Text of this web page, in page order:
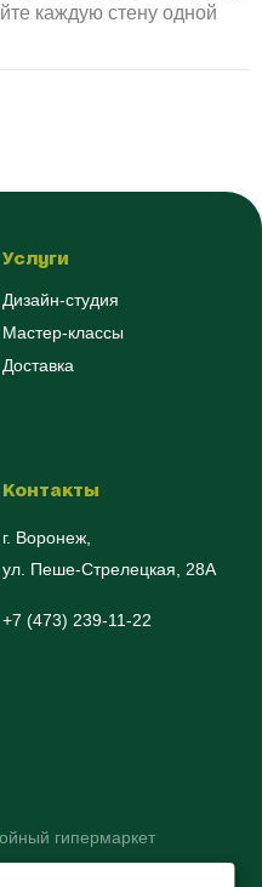
каждую стену одной
Услуги
Дизайн-студия
Мастер-классы
Доставка
Контакты
г. Воронеж,
ул. Пеше-Cтрелецкая, 28А
+7 (473) 239-11-22
гипермаркет